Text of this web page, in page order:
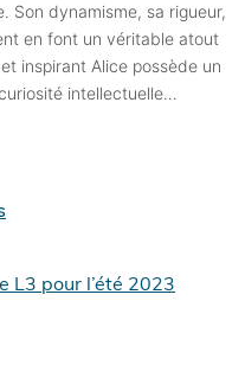
Son dynamisme, sa rigueur,
en font un véritable atout
inspirant Alice possède un
intellectuelle…
L3 pour l’été 2023